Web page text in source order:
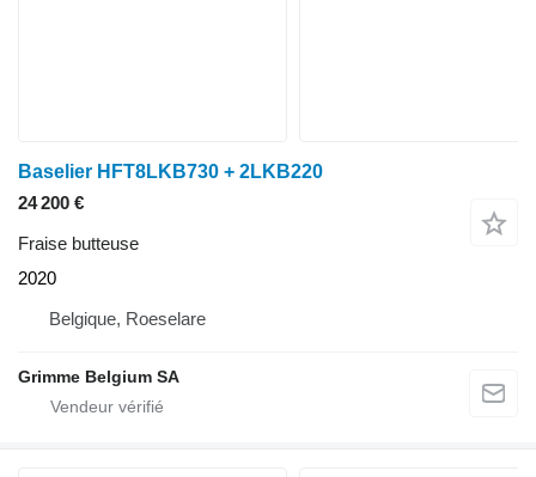
Baselier HFT8LKB730 + 2LKB220
24 200 €
Fraise butteuse
2020
Belgique, Roeselare
Grimme Belgium SA